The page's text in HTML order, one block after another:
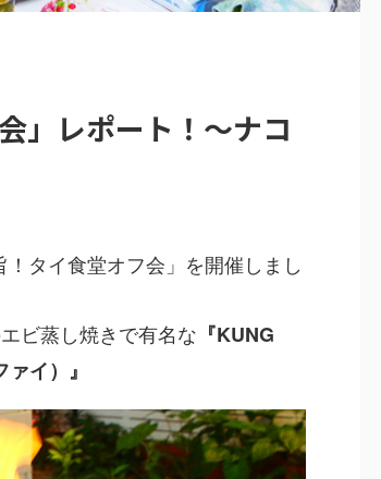
」レポート！〜ナコ
タイ食堂オフ会」を開催しまし
ビ蒸し焼きで有名な 『KUNG
イ）』